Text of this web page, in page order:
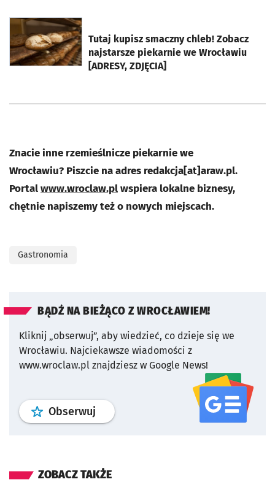
Tutaj kupisz smaczny chleb! Zobacz
najstarsze piekarnie we Wrocławiu
[ADRESY, ZDJĘCIA]
otworzy się w nowej karcie
Znacie inne rzemieślnicze piekarnie we
Wrocławiu? Piszcie na adres redakcja[at]araw.pl.
Portalwww.wroclaw.plwspiera lokalne biznesy,
chętnie napiszemy też o nowych miejscach.
Gastronomia
BĄDŹ NA BIEŻĄCO Z WROCŁAWIEM!
Kliknij „obserwuj”, aby wiedzieć, co dzieje się we
Wrocławiu. Najciekawsze wiadomości z
www.wroclaw.pl znajdziesz w Google News!
Obserwuj profil serwisu
ZOBACZ TAKŻE